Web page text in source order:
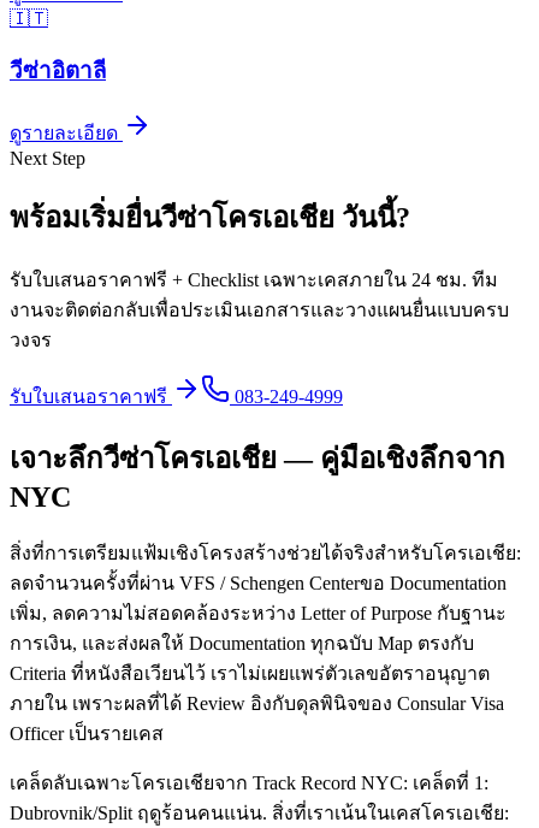
🇮🇹
วีซ่าอิตาลี
ดูรายละเอียด
Next Step
พร้อมเริ่มยื่นวีซ่าโครเอเชีย วันนี้?
รับใบเสนอราคาฟรี + Checklist เฉพาะเคสภายใน 24 ชม. ทีม
งานจะติดต่อกลับเพื่อประเมินเอกสารและวางแผนยื่นแบบครบ
วงจร
รับใบเสนอราคาฟรี 083-249-4999
เจาะลึกวีซ่าโครเอเชีย — คู่มือเชิงลึกจาก
NYC
สิ่งที่การเตรียมแฟ้มเชิงโครงสร้างช่วยได้จริงสำหรับโครเอเชีย:
ลดจำนวนครั้งที่ผ่าน VFS / Schengen Centerขอ Documentation
เพิ่ม, ลดความไม่สอดคล้องระหว่าง Letter of Purpose กับฐานะ
การเงิน, และส่งผลให้ Documentation ทุกฉบับ Map ตรงกับ
Criteria ที่หนังสือเวียนไว้ เราไม่เผยแพร่ตัวเลขอัตราอนุญาต
ภายใน เพราะผลที่ได้ Review อิงกับดุลพินิจของ Consular Visa
Officer เป็นรายเคส
เคล็ดลับเฉพาะโครเอเชียจาก Track Record NYC: เคล็ดที่ 1:
Dubrovnik/Split ฤดูร้อนคนแน่น. สิ่งที่เราเน้นในเคสโครเอเชีย: